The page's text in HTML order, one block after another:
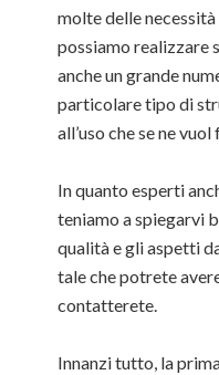
molte delle
possiamo realizzare
anche un grande
particolare tipo di
all’uso che se ne vuol
In quanto esperti
teniamo a spiegarvi
qualità e gli aspetti
tale che potrete
contatterete.
Innanzi tutto, la